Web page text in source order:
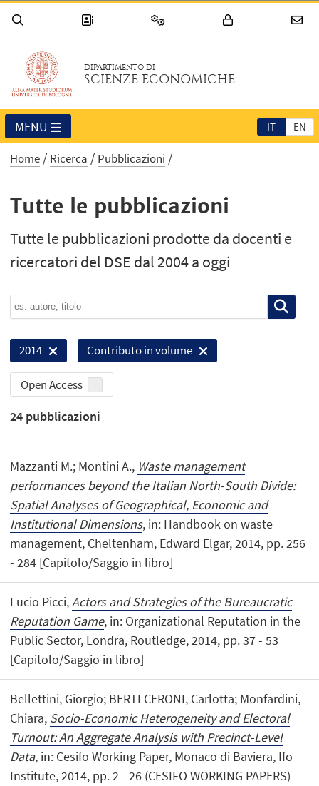
DIPARTIMENTO DI
SCIENZE ECONOMICHE
IT EN
MENU
Home Ricerca Pubblicazioni
Tutte le pubblicazioni
Tutte le pubblicazioni prodotte da docenti e
ricercatori del DSE dal 2004 a oggi
2014 Contributo in volume
Open Access
24 pubblicazioni
Mazzanti M.; Montini A., Waste management
performances beyond the Italian North-South Divide:
Spatial Analyses of Geographical, Economic and
Institutional Dimensions, in: Handbook on waste
management, Cheltenham, Edward Elgar, 2014, pp. 256
- 284 [Capitolo/Saggio in libro]
Lucio Picci,Actors and Strategies of the Bureaucratic
Reputation Game, in: Organizational Reputation in the
Public Sector, Londra, Routledge, 2014, pp. 37 - 53
[Capitolo/Saggio in libro]
Bellettini, Giorgio; BERTI CERONI, Carlotta; Monfardini,
Chiara, Socio-Economic Heterogeneity and Electoral
Turnout: An Aggregate Analysis with Precinct-Level
Data, in: Cesifo Working Paper, Monaco di Baviera, Ifo
Institute, 2014, pp. 2 - 26 (CESIFO WORKING PAPERS)